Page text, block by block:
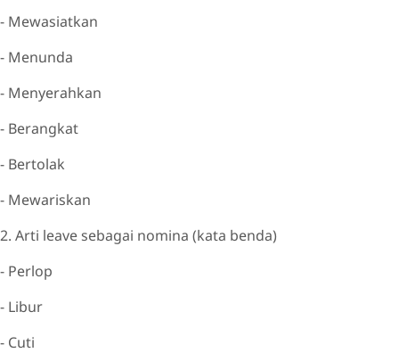
- Mewasiatkan
- Menunda
- Menyerahkan
- Berangkat
- Bertolak
- Mewariskan
2. Arti leave sebagai nomina (kata benda)
- Perlop
- Libur
- Cuti